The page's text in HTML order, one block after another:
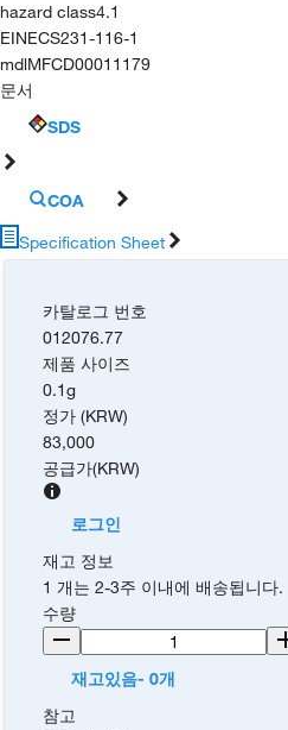
hazard class4.1
EINECS231-116-1
mdlMFCD00011179
문서
SDS
COA
Specification Sheet
카탈로그 번호
012076.77
제품 사이즈
0.1g
정가 (KRW)
83,000
공급가(KRW)
로그인
재고 정보
1 개는 2-3주 이내에 배송됩니다.
수량
재고있음- 0개
참고